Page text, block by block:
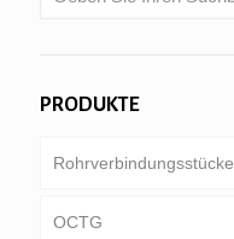
PRODUKTE
Rohrverbindungsstücke
OCTG